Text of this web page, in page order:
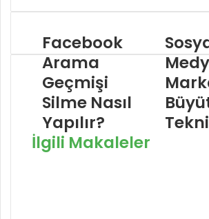
e
i
n
a
Facebook
Arama
Geçmişi
Silme Nasıl
Yapılır?
İlgili Makaleler